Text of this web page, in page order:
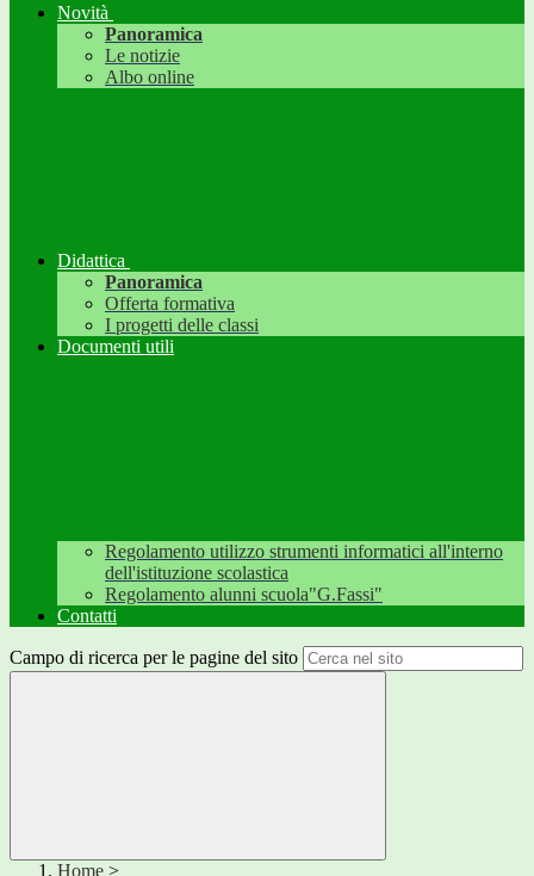
Novità
Panoramica
Le notizie
Albo online
Didattica
Panoramica
Offerta formativa
I progetti delle classi
Documenti utili
Regolamento utilizzo strumenti informatici all'interno
dell'istituzione scolastica
Regolamento alunni scuola"G.Fassi"
Contatti
Campo di ricerca per le pagine del sito
Home >